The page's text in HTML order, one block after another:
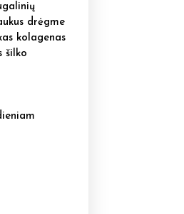
drėgme
kolagenas
šilko